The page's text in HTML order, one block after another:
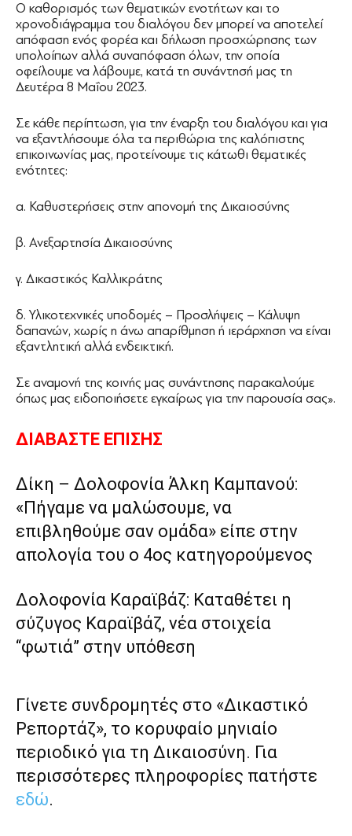
Ο καθορισμός των θεματικών ενοτήτων και το
χρονοδιάγραμμα του διαλόγου δεν μπορεί να αποτελεί
απόφαση ενός φορέα και δήλωση προσχώρησης των
υπολοίπων αλλά συναπόφαση όλων, την οποία
οφείλουμε να λάβουμε, κατά τη συνάντησή μας τη
Δευτέρα 8 Μαΐου 2023.
Σε κάθε περίπτωση, για την έναρξη του διαλόγου και για
να εξαντλήσουμε όλα τα περιθώρια της καλόπιστης
επικοινωνίας μας, προτείνουμε τις κάτωθι θεματικές
ενότητες:
α. Καθυστερήσεις στην απονομή της Δικαιοσύνης
β. Ανεξαρτησία Δικαιοσύνης
γ. Δικαστικός Καλλικράτης
δ. Υλικοτεχνικές υποδομές – Προσλήψεις – Κάλυψη
δαπανών, χωρίς η άνω απαρίθμηση ή ιεράρχηση να είναι
εξαντλητική αλλά ενδεικτική.
Σε αναμονή της κοινής μας συνάντησης παρακαλούμε
όπως μας ειδοποιήσετε εγκαίρως για την παρουσία σας».
ΔΙΑΒΑΣΤΕ ΕΠΙΣΗΣ
Δίκη – Δολοφονία Άλκη Καμπανού:
«Πήγαμε να μαλώσουμε, να
επιβληθούμε σαν ομάδα» είπε στην
απολογία του ο 4ος κατηγορούμενος
Δολοφονία Καραϊβάζ: Καταθέτει η
σύζυγος Καραϊβάζ, νέα στοιχεία
“φωτιά” στην υπόθεση
Γίνετε συνδρομητές στο «Δικαστικό
Ρεπορτάζ», το κορυφαίο μηνιαίο
περιοδικό για τη Δικαιοσύνη. Για
περισσότερες πληροφορίες πατήστε
εδώ.